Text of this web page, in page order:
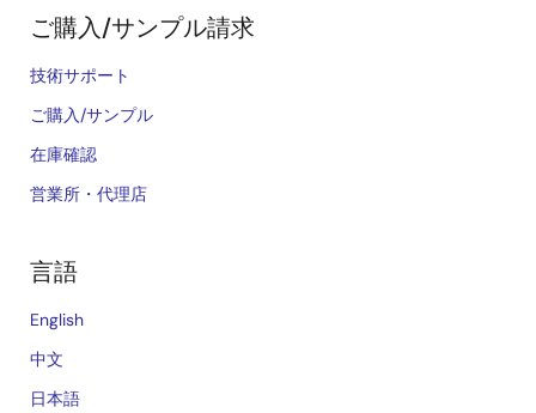
ご購入/サンプル請求
技術サポート
ご購入/サンプル
在庫確認
営業所・代理店
言語
English
中文
日本語